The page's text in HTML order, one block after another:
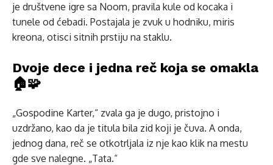
je društvene igre sa Noom, pravila kule od kocaka i
tunele od ćebadi. Postajala je zvuk u hodniku, miris
kreona, otisci sitnih prstiju na staklu.
Dvoje dece i jedna reč koja se omakla
🏠🧩
„Gospodine Karter,“ zvala ga je dugo, pristojno i
uzdržano, kao da je titula bila zid koji je čuva. A onda,
jednog dana, reč se otkotrljala iz nje kao klik na mestu
gde sve nalegne. „Tata.“